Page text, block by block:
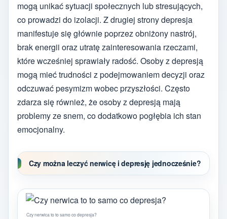
mogą unikać sytuacji społecznych lub stresujących,
co prowadzi do izolacji. Z drugiej strony depresja
manifestuje się głównie poprzez obniżony nastrój,
brak energii oraz utratę zainteresowania rzeczami,
które wcześniej sprawiały radość. Osoby z depresją
mogą mieć trudności z podejmowaniem decyzji oraz
odczuwać pesymizm wobec przyszłości. Często
zdarza się również, że osoby z depresją mają
problemy ze snem, co dodatkowo pogłębia ich stan
emocjonalny.
Czy można leczyć nerwicę i depresję jednocześnie?
Czy nerwica to to samo co depresja?